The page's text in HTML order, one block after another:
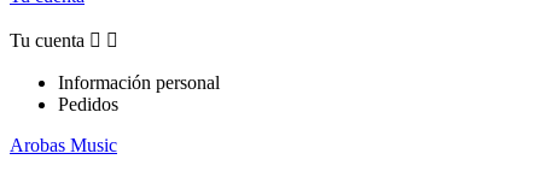
Tu cuenta  
Información personal
Pedidos
Arobas Music